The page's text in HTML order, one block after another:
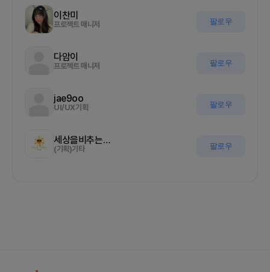
이찬미
프로젝트 매니저 팔로우
다암이
프로젝트 매니저 팔로우
jae9oo
UI/UX기획 팔로우
세상을비추는올기자
(기획)기타 팔로우